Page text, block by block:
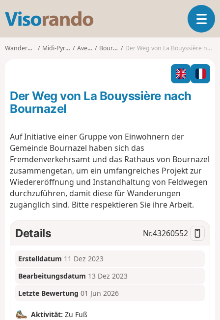
s
o
o
T
o
l
n
i
o
n
Wanderungen Midi-Pyrénées Aveyron Bournazel Der Weg von La Bouyssière nach Bournazel
Der Weg von La Bouyssière nach
Bournazel
Auf Initiative einer Gruppe von Einwohnern der
Gemeinde Bournazel haben sich das
Fremdenverkehrsamt und das Rathaus von Bournazel
zusammengetan, um ein umfangreiches Projekt zur
Wiedereröffnung und Instandhaltung von Feldwegen
durchzuführen, damit diese für Wanderungen
zugänglich sind. Bitte respektieren Sie ihre Arbeit.
Details Nr.43260552
Erstelldatum 11 Dez 2023
Bearbeitungsdatum 13 Dez 2023
Letzte Bewertung 01 Jun 2026
Aktivität: Zu Fuß